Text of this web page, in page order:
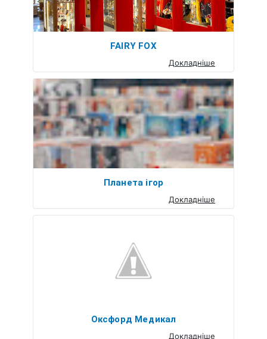
FAIRY FOX
Докладніше
Планета ігор
Докладніше
Оксфорд Медикал
Докладніше